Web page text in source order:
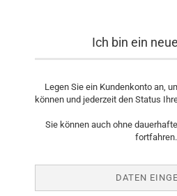
Ich bin ein
Legen Sie ein Kundenkonto an,
können und jederzeit den Status
Sie können auch ohne
fortfahren.
DATEN